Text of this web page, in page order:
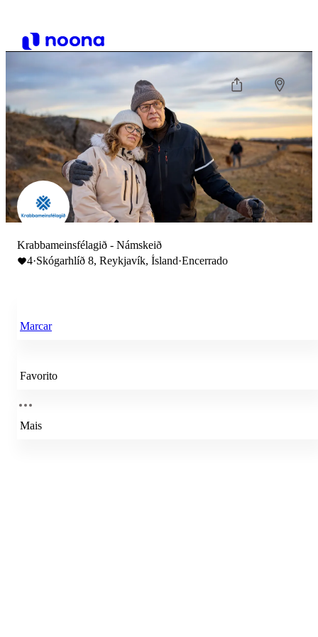
Krabbameinsfélagið - Námskeið
4·Skógarhlíð 8, Reykjavík, Ísland·Encerrado
Marcar
Favorito
Mais